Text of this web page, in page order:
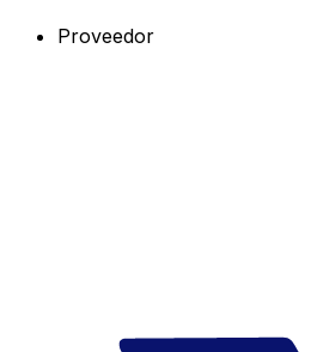
Proveedor